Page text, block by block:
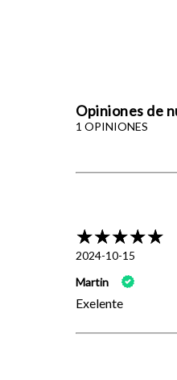
Opiniones de
1 OPINIONES
2024-10-15
Martin
Exelente